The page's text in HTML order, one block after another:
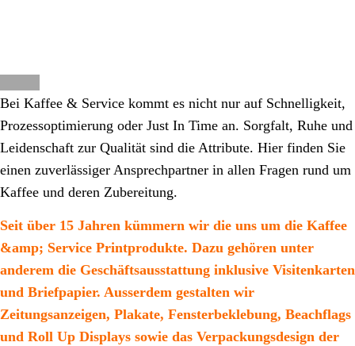
Bei Kaffee & Service kommt es nicht nur auf Schnelligkeit,
Prozessoptimierung oder Just In Time an. Sorgfalt, Ruhe und
Leidenschaft zur Qualität sind die Attribute. Hier finden Sie
einen zuverlässiger Ansprechpartner in allen Fragen rund um
Kaffee und deren Zubereitung.
Seit über 15 Jahren kümmern wir die uns um die Kaffee
&amp; Service Printprodukte. Dazu gehören unter
anderem die Geschäftsausstattung inklusive Visitenkarten
und Briefpapier. Ausserdem gestalten wir
Zeitungsanzeigen, Plakate, Fensterbeklebung, Beachflags
und Roll Up Displays sowie das Verpackungsdesign der